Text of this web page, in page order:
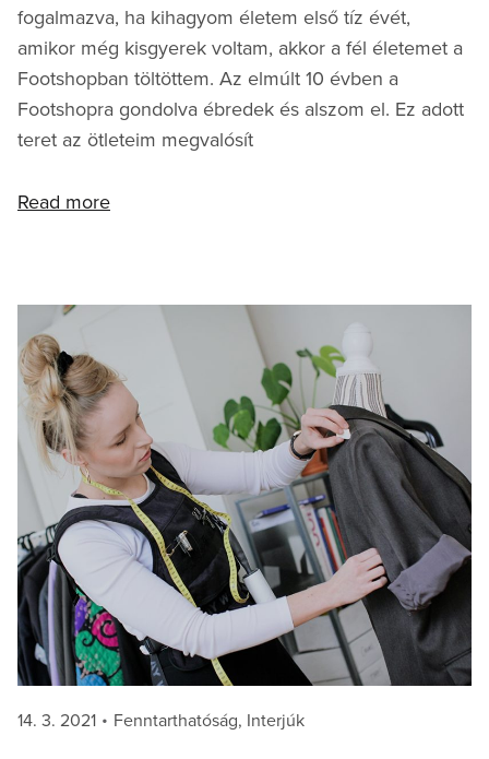
fogalmazva, ha kihagyom életem első tíz évét,
amikor még kisgyerek voltam, akkor a fél életemet a
Footshopban töltöttem. Az elmúlt 10 évben a
Footshopra gondolva ébredek és alszom el. Ez adott
teret az ötleteim megvalósít
Read more
Posted
14. 3. 2021 Categories
Fenntarthatóság, Interjúk